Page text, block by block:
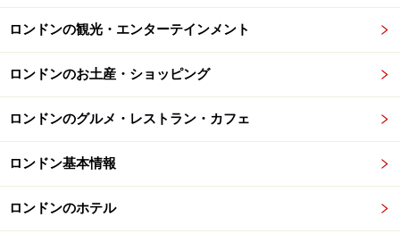
世界のVIP御用達の老舗 ザ・サヴォイ
ニューアル
創業1889年のサヴォイ。歌劇場サヴォイ・シアターの観
客のために、劇場に併設されたのが始まりです。以来、
上流階級御用達ホテル、ロンドン社交界の中心地として
イギリス、世界のVIPが集う場所となりました。
ロンドンの観光・エンターテインメント
ロンドンのお土産・ショッピング
ロンドンのグルメ・レストラン・カフェ
ロンドン基本情報
ロンドンのホテル